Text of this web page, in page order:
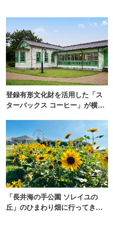
登録有形文化財を活用した「ス
ターバックス コーヒー」が横
「長井海の手公園 ソレイユの
丘」のひまわり畑に行ってき